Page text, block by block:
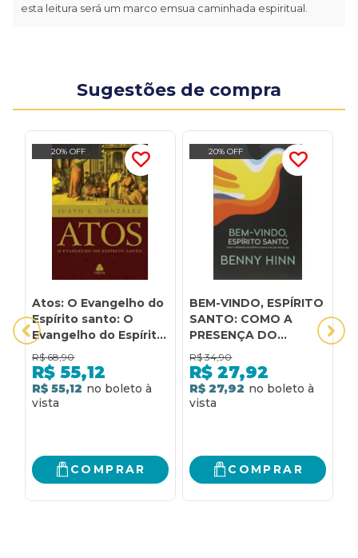
esta leitura será um marco emsua caminhada espiritual.
Sugestões de compra
20% OFF
Atos: O Evangelho do
Espírito santo: O
Evangelho do Espírito
Santo
R$ 68,90
R$ 55,12
R$ 55,12
COMPRAR
20% OFF
BEM-VINDO, ESPÍRITO
SANTO: COMO A
PRESENÇA DO
ESPÍRITO SANTO
ATUA EM NOSSA VIDA
R$ 34,90
R$ 27,92
R$ 27,92
COMPRAR